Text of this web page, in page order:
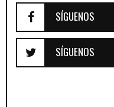
SÍGUENOS
SÍGUENOS